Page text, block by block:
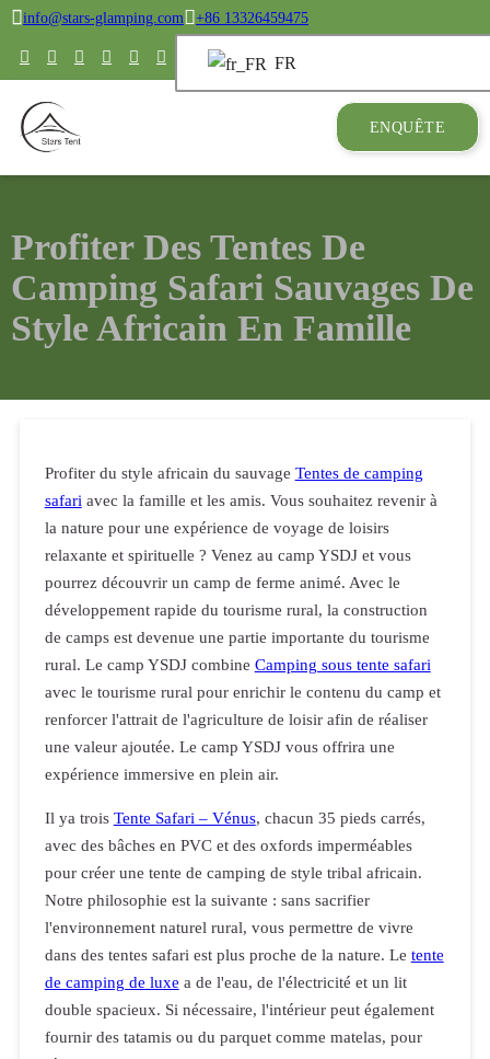
info@stars-glamping.com +86 13326459475
FR
ENQUÊTE
Profiter Des Tentes De
Camping Safari Sauvages De
Style Africain En Famille
Profiter du style africain du sauvage Tentes de camping
safariavec la famille et les amis. Vous souhaitez revenir à
la nature pour une expérience de voyage de loisirs
relaxante et spirituelle ? Venez au camp YSDJ et vous
pourrez découvrir un camp de ferme animé. Avec le
développement rapide du tourisme rural, la construction
de camps est devenue une partie importante du tourisme
rural. Le camp YSDJ combine Camping sous tente safari
avec le tourisme rural pour enrichir le contenu du camp et
renforcer l'attrait de l'agriculture de loisir afin de réaliser
une valeur ajoutée. Le camp YSDJ vous offrira une
expérience immersive en plein air.
Il ya trois Tente Safari – Vénus, chacun 35 pieds carrés,
avec des bâches en PVC et des oxfords imperméables
pour créer une tente de camping de style tribal africain.
Notre philosophie est la suivante : sans sacrifier
l'environnement naturel rural, vous permettre de vivre
dans des tentes safari est plus proche de la nature. Le tente
de camping de luxe a de l'eau, de l'électricité et un lit
double spacieux. Si nécessaire, l'intérieur peut également
fournir des tatamis ou du parquet comme matelas, pour